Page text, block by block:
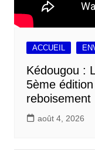
ACCUEIL
Kédougou :
5ème
reboisement
août 4, 2026